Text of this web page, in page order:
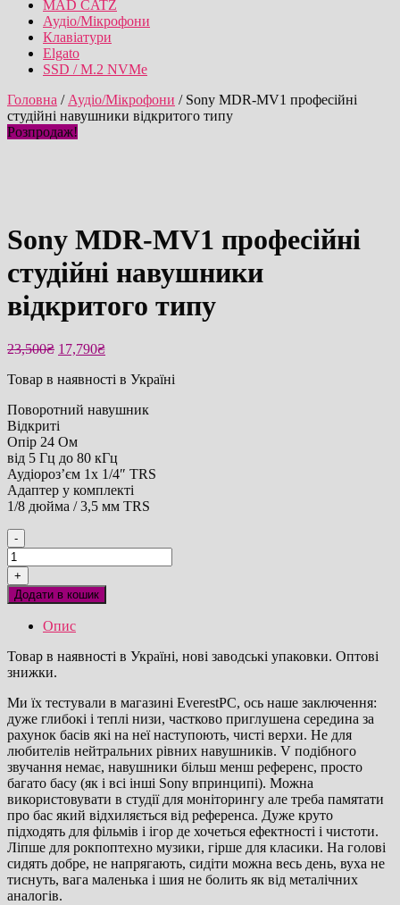
MAD CATZ
Аудіо/Мікрофони
Клавіатури
Elgato
SSD / M.2 NVMe
Головна / Аудіо/Мікрофони / Sony MDR-MV1 професійні
студійні навушники відкритого типу
Розпродаж!
Sony MDR-MV1 професійні
студійні навушники
відкритого типу
23,500₴ Оригінальна
23,500₴.
17,790₴Поточна
17,790₴.
Товар в наявності в Україні
Поворотний навушник
Відкриті
Опір 24 Ом
від 5 Гц до 80 кГц
Аудіороз’єм 1x 1/4″ TRS
Адаптер у комплекті
1/8 дюйма / 3,5 мм TRS
-
Sony
MDR-
MV1
професійні
студійні
навушники
відкритого
типу
+
Додати в кошик
Опис
Товар в наявності в Україні, нові заводські упаковки. Оптові
знижки.
Ми їх тестували в магазині EverestPC, ось наше заключення:
дуже глибокі і теплі низи, частково приглушена середина за
рахунок басів які на неї наступоють, чисті верхи. Не для
любителів нейтральних рівних навушників. V подібного
звучання немає, навушники більш менш референс, просто
багато басу (як і всі інші Sony впринципі). Можна
використовувати в студії для моніторингу але треба памятати
про бас який відхиляється від референса. Дуже круто
підходять для фільмів і ігор де хочеться ефектності і чистоти.
Ліпше для рокпоптехно музики, гірше для класики. На голові
сидять добре, не напрягають, сидіти можна весь день, вуха не
тиснуть, вага маленька і шия не болить як від металічних
аналогів.